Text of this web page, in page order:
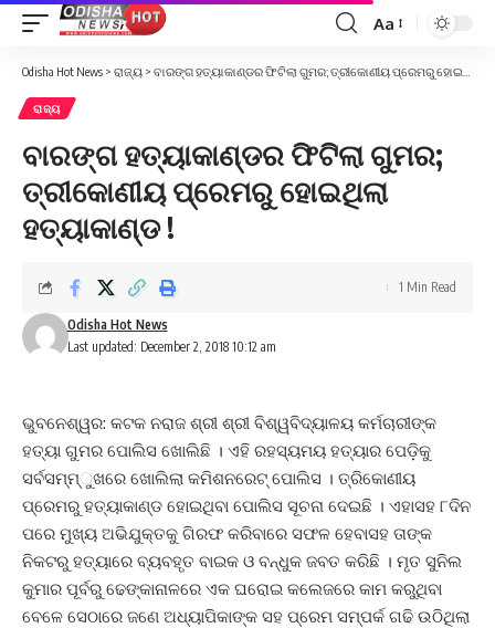
Font
Resizer
Aa
Odisha Hot News > ରାଜ୍ୟ > ବାରଙ୍ଗ ହତ୍ୟାକାଣ୍ଡର ଫିଟିଲା ଗୁମର; ତ୍ରୀକୋଣୀୟ ପ୍ରେମରୁ ହୋଇଥିଲା ହତ୍ୟାକାଣ୍ଡ !
ରାଜ୍ୟ
ବାରଙ୍ଗ ହତ୍ୟାକାଣ୍ଡର ଫିଟିଲା ଗୁମର;
ତ୍ରୀକୋଣୀୟ ପ୍ରେମରୁ ହୋଇଥିଲା
ହତ୍ୟାକାଣ୍ଡ !
Last updated: December 2, 2018 10:12 am
Odisha Hot News
1 Min Read
ଭୁବନେଶ୍ୱର: କଟକ ନରାଜ ଶ୍ରୀ ଶ୍ରୀ ବିଶ୍ୱବିଦ୍ୟାଳୟ କର୍ମଚାରୀଙ୍କ
ହତ୍ୟା ଗୁମର ପୋଲିସ ଖୋଲିଛି । ଏହି ରହସ୍ୟମୟ ହତ୍ୟାର ପେଡ଼ିକୁ
ସର୍ବସମ୍ମ୍ୁଖରେ ଖୋଲିଲା କମିଶନରେଟ୍ ପୋଲିସ । ତ୍ରିକୋଣୀୟ
ପ୍ରେମରୁ ହତ୍ୟାକାଣ୍ଡ ହୋଇଥିବା ପୋଲିସ ସୂଚନା ଦେଇଛି । ଏହାସହ ୮ଦିନ
ପରେ ମୁଖ୍ୟ ଅଭିଯୁକ୍ତକୁ ଗିରଫ କରିବାରେ ସଫଳ ହେବାସହ ତାଙ୍କ
ନିକଟରୁ ହତ୍ୟାରେ ବ୍ୟବହୃତ ବାଇକ ଓ ବନ୍ଧୁକ ଜବତ କରିଛି । ମୃତ ସୁନିଲ
କୁମାର ପୂର୍ବରୁ ଢେଙ୍କାନାଳରେ ଏକ ଘରୋଇ କଲେଜରେ କାମ କରୁଥିବା
ବେଳେ ସେଠାରେ ଜଣେ ଅଧ୍ୟାପିକାଙ୍କ ସହ ପ୍ରେମ ସମ୍ପର୍କ ଗଢି ଉଠିଥିଲା